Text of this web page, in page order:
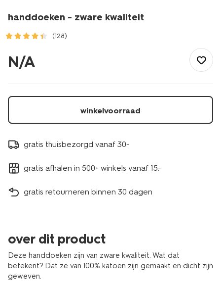
handdoeken - zware kwaliteit
(128)
slapen/badkamer/handdoeken/handdoeken-
-
zware-
kwaliteit-
N/A
winkelvoorraad
gratis thuisbezorgd vanaf 30.-
gratis afhalen in 500+ winkels vanaf 15.-
gratis retourneren binnen 30 dagen
over dit product
Deze handdoeken zijn van zware kwaliteit. Wat dat
betekent? Dat ze van 100% katoen zijn gemaakt en dicht zijn
geweven.